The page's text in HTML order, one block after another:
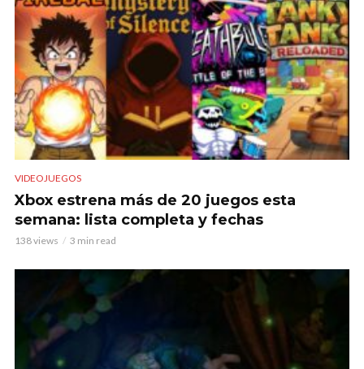
VIDEOJUEGOS
Xbox estrena más de 20 juegos esta
semana: lista completa y fechas
138 views 3 min read